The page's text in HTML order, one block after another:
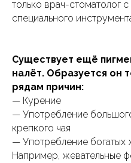
только врач-стоматолог
специального
Существует ещё
налёт. Образуется он
рядам причин:
— Курение
— Употребление
крепкого чая
— Употребление богатых
Например, жевательные